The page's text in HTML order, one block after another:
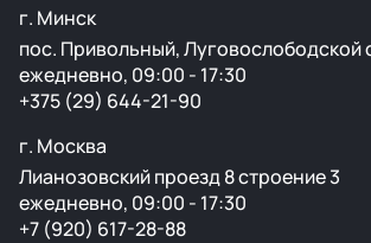
г. Минск
пос. Привольный, Луговослободской
ежедневно, 09:00 - 17:30
+375 (29) 644-21-90
г. Москва
Лианозовский проезд 8 строение 3
ежедневно, 09:00 - 17:30
+7 (920) 617-28-88